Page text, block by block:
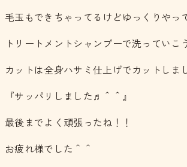
毛玉もできちゃってるけどゆっくりやっ
トリートメントシャンプーで洗っていこ
カットは全身ハサミ仕上げでカットしま
『サッパリしました♬＾＾』
最後までよく頑張ったね！！
お疲れ様でした＾＾